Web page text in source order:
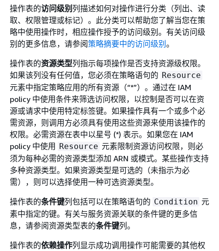
操作表的访问级别 列描述如何对操作进行分类（列出、读
取、权限管理或标记）。此分类可以帮助您了解当您在策
略中使用操作时，相应操作授予的访问级别。有关访问级
别的更多信息，请参阅策略摘要中的访问级别。
操作表的资源类型列指示每项操作是否支持资源级权限。
如果该列没有任何值，您必须在策略语句的 Resource
元素中指定策略应用的所有资源（“*”）。通过在 IAM
policy 中使用条件来筛选访问权限，以控制是否可以在资
源或请求中使用特定标签键。如果操作具有一个或多个必
需资源，则调用方必须具有使用这些资源来使用该操作的
权限。必需资源在表中以星号 (*) 表示。如果您在 IAM
policy 中使用 Resource 元素限制资源访问权限，则必
须为每种必需的资源类型添加 ARN 或模式。某些操作支持
多种资源类型。如果资源类型是可选的（未指示为必
需），则可以选择使用一种可选资源类型。
操作表的条件键列包括可以在策略语句的 Condition 元
素中指定的键。有关与服务资源关联的条件键的更多信
息，请参阅资源类型表的条件键列。
操作表的依赖操作列显示成功调用操作可能需要的其他权